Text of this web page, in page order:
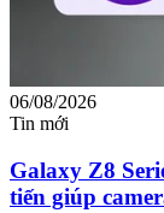
06/08/2026
Tin mới
Galaxy Z8
tiến giúp